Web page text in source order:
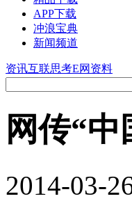
APP下载
冲浪宝典
新闻频道
资讯互联思考E网资料
网传“
2014-03-